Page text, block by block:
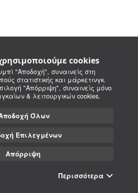
cookies
"Αποδοχή", συναινείς στη
στατιστικής και μάρκετινγκ.
"Απόρριψη", συναινείς μόνο
& λειτουργικών cookies.
Όλων
Επιλεγμένων
Απόρριψη
Περισσότερα